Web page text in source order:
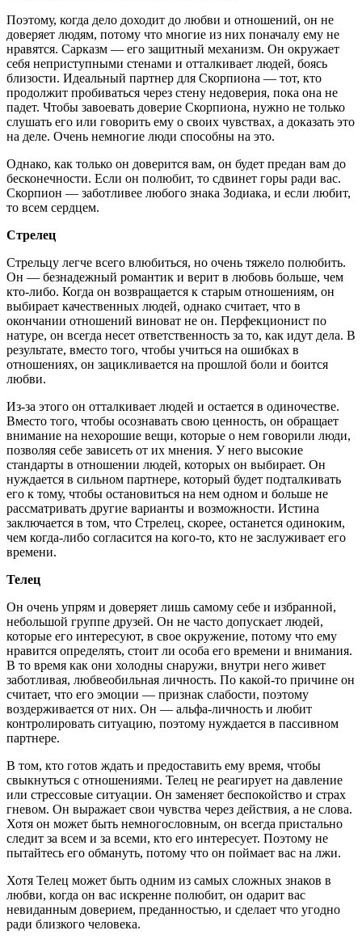
Поэтому, когда дело доходит до любви и отношений, он не
доверяет людям, потому что многие из них поначалу ему не
нравятся. Сарказм — его защитный механизм. Он окружает
себя неприступными стенами и отталкивает людей, боясь
близости. Идеальный партнер для Скорпиона — тот, кто
продолжит пробиваться через стену недоверия, пока она не
падет. Чтобы завоевать доверие Скорпиона, нужно не только
слушать его или говорить ему о своих чувствах, а доказать это
на деле. Очень немногие люди способны на это.
Однако, как только он доверится вам, он будет предан вам до
бесконечности. Если он полюбит, то сдвинет горы ради вас.
Скорпион — заботливее любого знака Зодиака, и если любит,
то всем сердцем.
Стрелец
Стрельцу легче всего влюбиться, но очень тяжело полюбить.
Он — безнадежный романтик и верит в любовь больше, чем
кто-либо. Когда он возвращается к старым отношениям, он
выбирает качественных людей, однако считает, что в
окончании отношений виноват не он. Перфекционист по
натуре, он всегда несет ответственность за то, как идут дела. В
результате, вместо того, чтобы учиться на ошибках в
отношениях, он зацикливается на прошлой боли и боится
любви.
Из-за этого он отталкивает людей и остается в одиночестве.
Вместо того, чтобы осознавать свою ценность, он обращает
внимание на нехорошие вещи, которые о нем говорили люди,
позволяя себе зависеть от их мнения. У него высокие
стандарты в отношении людей, которых он выбирает. Он
нуждается в сильном партнере, который будет подталкивать
его к тому, чтобы остановиться на нем одном и больше не
рассматривать другие варианты и возможности. Истина
заключается в том, что Стрелец, скорее, останется одиноким,
чем когда-либо согласится на кого-то, кто не заслуживает его
времени.
Телец
Он очень упрям и доверяет лишь самому себе и избранной,
небольшой группе друзей. Он не часто допускает людей,
которые его интересуют, в свое окружение, потому что ему
нравится определять, стоит ли особа его времени и внимания.
В то время как они холодны снаружи, внутри него живет
заботливая, любвеобильная личность. По какой-то причине он
считает, что его эмоции — признак слабости, поэтому
воздерживается от них. Он — альфа-личность и любит
контролировать ситуацию, поэтому нуждается в пассивном
партнере.
В том, кто готов ждать и предоставить ему время, чтобы
свыкнуться с отношениями. Телец не реагирует на давление
или стрессовые ситуации. Он заменяет беспокойство и страх
гневом. Он выражает свои чувства через действия, а не слова.
Хотя он может быть немногословным, он всегда пристально
следит за всем и за всеми, кто его интересует. Поэтому не
пытайтесь его обмануть, потому что он поймает вас на лжи.
Хотя Телец может быть одним из самых сложных знаков в
любви, когда он вас искренне полюбит, он одарит вас
невиданным доверием, преданностью, и сделает что угодно
ради близкого человека.